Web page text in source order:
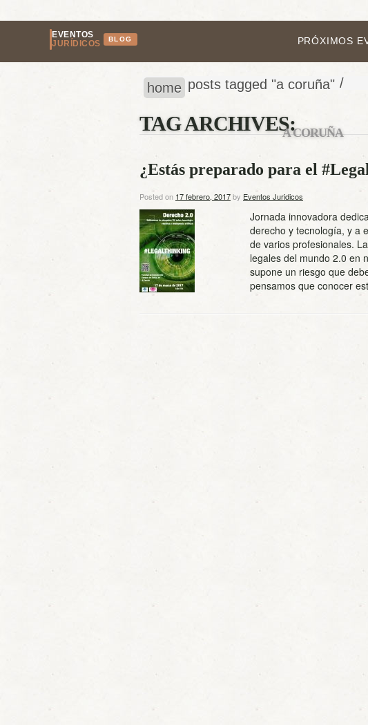
EVENTOS
JURÍDICOS
BLOG PRÓXIMOS
home /
posts tagged "a coruña"
TAG ARCHIVES:A CORUÑA
¿Estás preparado para el
Posted on 17 febrero, 2017by Eventos Juridicos
Jornada innovadora
derecho y tecnología, y a
de varios profesionales.
legales del mundo 2.0 en
supone un riesgo que
pensamos que conocer